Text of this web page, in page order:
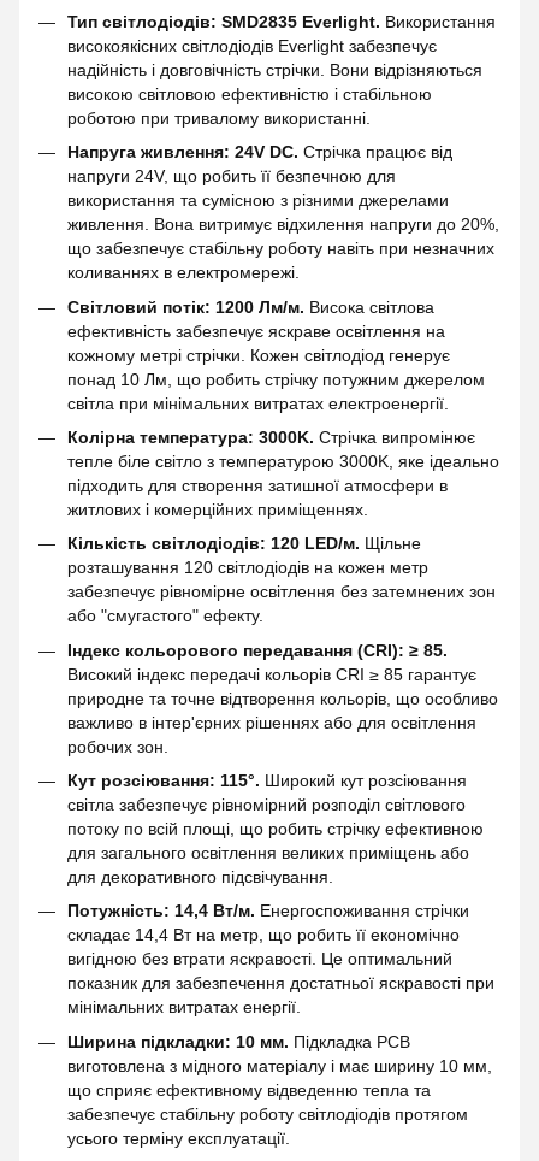
Тип світлодіодів: SMD2835 Everlight. Використання
високоякісних світлодіодів Everlight забезпечує
надійність і довговічність стрічки. Вони відрізняються
високою світловою ефективністю і стабільною
роботою при тривалому використанні.
Напруга живлення: 24V DC. Стрічка працює від
напруги 24V, що робить її безпечною для
використання та сумісною з різними джерелами
живлення. Вона витримує відхилення напруги до 20%,
що забезпечує стабільну роботу навіть при незначних
коливаннях в електромережі.
Світловий потік: 1200 Лм/м. Висока світлова
ефективність забезпечує яскраве освітлення на
кожному метрі стрічки. Кожен світлодіод генерує
понад 10 Лм, що робить стрічку потужним джерелом
світла при мінімальних витратах електроенергії.
Колірна температура: 3000K. Стрічка випромінює
тепле біле світло з температурою 3000K, яке ідеально
підходить для створення затишної атмосфери в
житлових і комерційних приміщеннях.
Кількість світлодіодів: 120 LED/м. Щільне
розташування 120 світлодіодів на кожен метр
забезпечує рівномірне освітлення без затемнених зон
або "смугастого" ефекту.
Індекс кольорового передавання (CRI): ≥ 85.
Високий індекс передачі кольорів CRI ≥ 85 гарантує
природне та точне відтворення кольорів, що особливо
важливо в інтер'єрних рішеннях або для освітлення
робочих зон.
Кут розсіювання: 115°. Широкий кут розсіювання
світла забезпечує рівномірний розподіл світлового
потоку по всій площі, що робить стрічку ефективною
для загального освітлення великих приміщень або
для декоративного підсвічування.
Потужність: 14,4 Вт/м. Енергоспоживання стрічки
складає 14,4 Вт на метр, що робить її економічно
вигідною без втрати яскравості. Це оптимальний
показник для забезпечення достатньої яскравості при
мінімальних витратах енергії.
Ширина підкладки: 10 мм. Підкладка PCB
виготовлена з мідного матеріалу і має ширину 10 мм,
що сприяє ефективному відведенню тепла та
забезпечує стабільну роботу світлодіодів протягом
усього терміну експлуатації.